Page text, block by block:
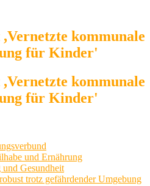
kommunale
für Kinder'
kommunale
für Kinder'
und Ernährung
Gesundheit
trotz gefährdender Umgebung